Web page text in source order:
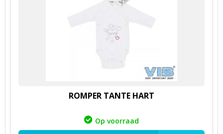
ROMPER TANTE HART
Op voorraad